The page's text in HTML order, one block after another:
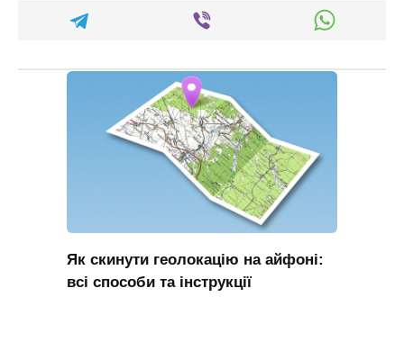
Як скинути геолокацію на айфоні:
всі способи та інструкції